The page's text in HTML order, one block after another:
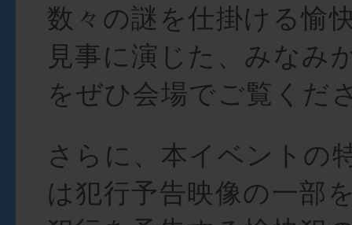
数々の謎を仕掛ける愉
見事に演じた、みなみ
をぜひ会場でご覧くだ
さらに、本イベントの
は犯行予告映像の一部